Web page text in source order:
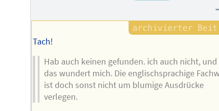
Tach!
Hab auch keinen gefunden. ich auch nicht, und
das wundert mich. Die englischsprachige
ist doch sonst nicht um blumige Ausdrücke
verlegen.